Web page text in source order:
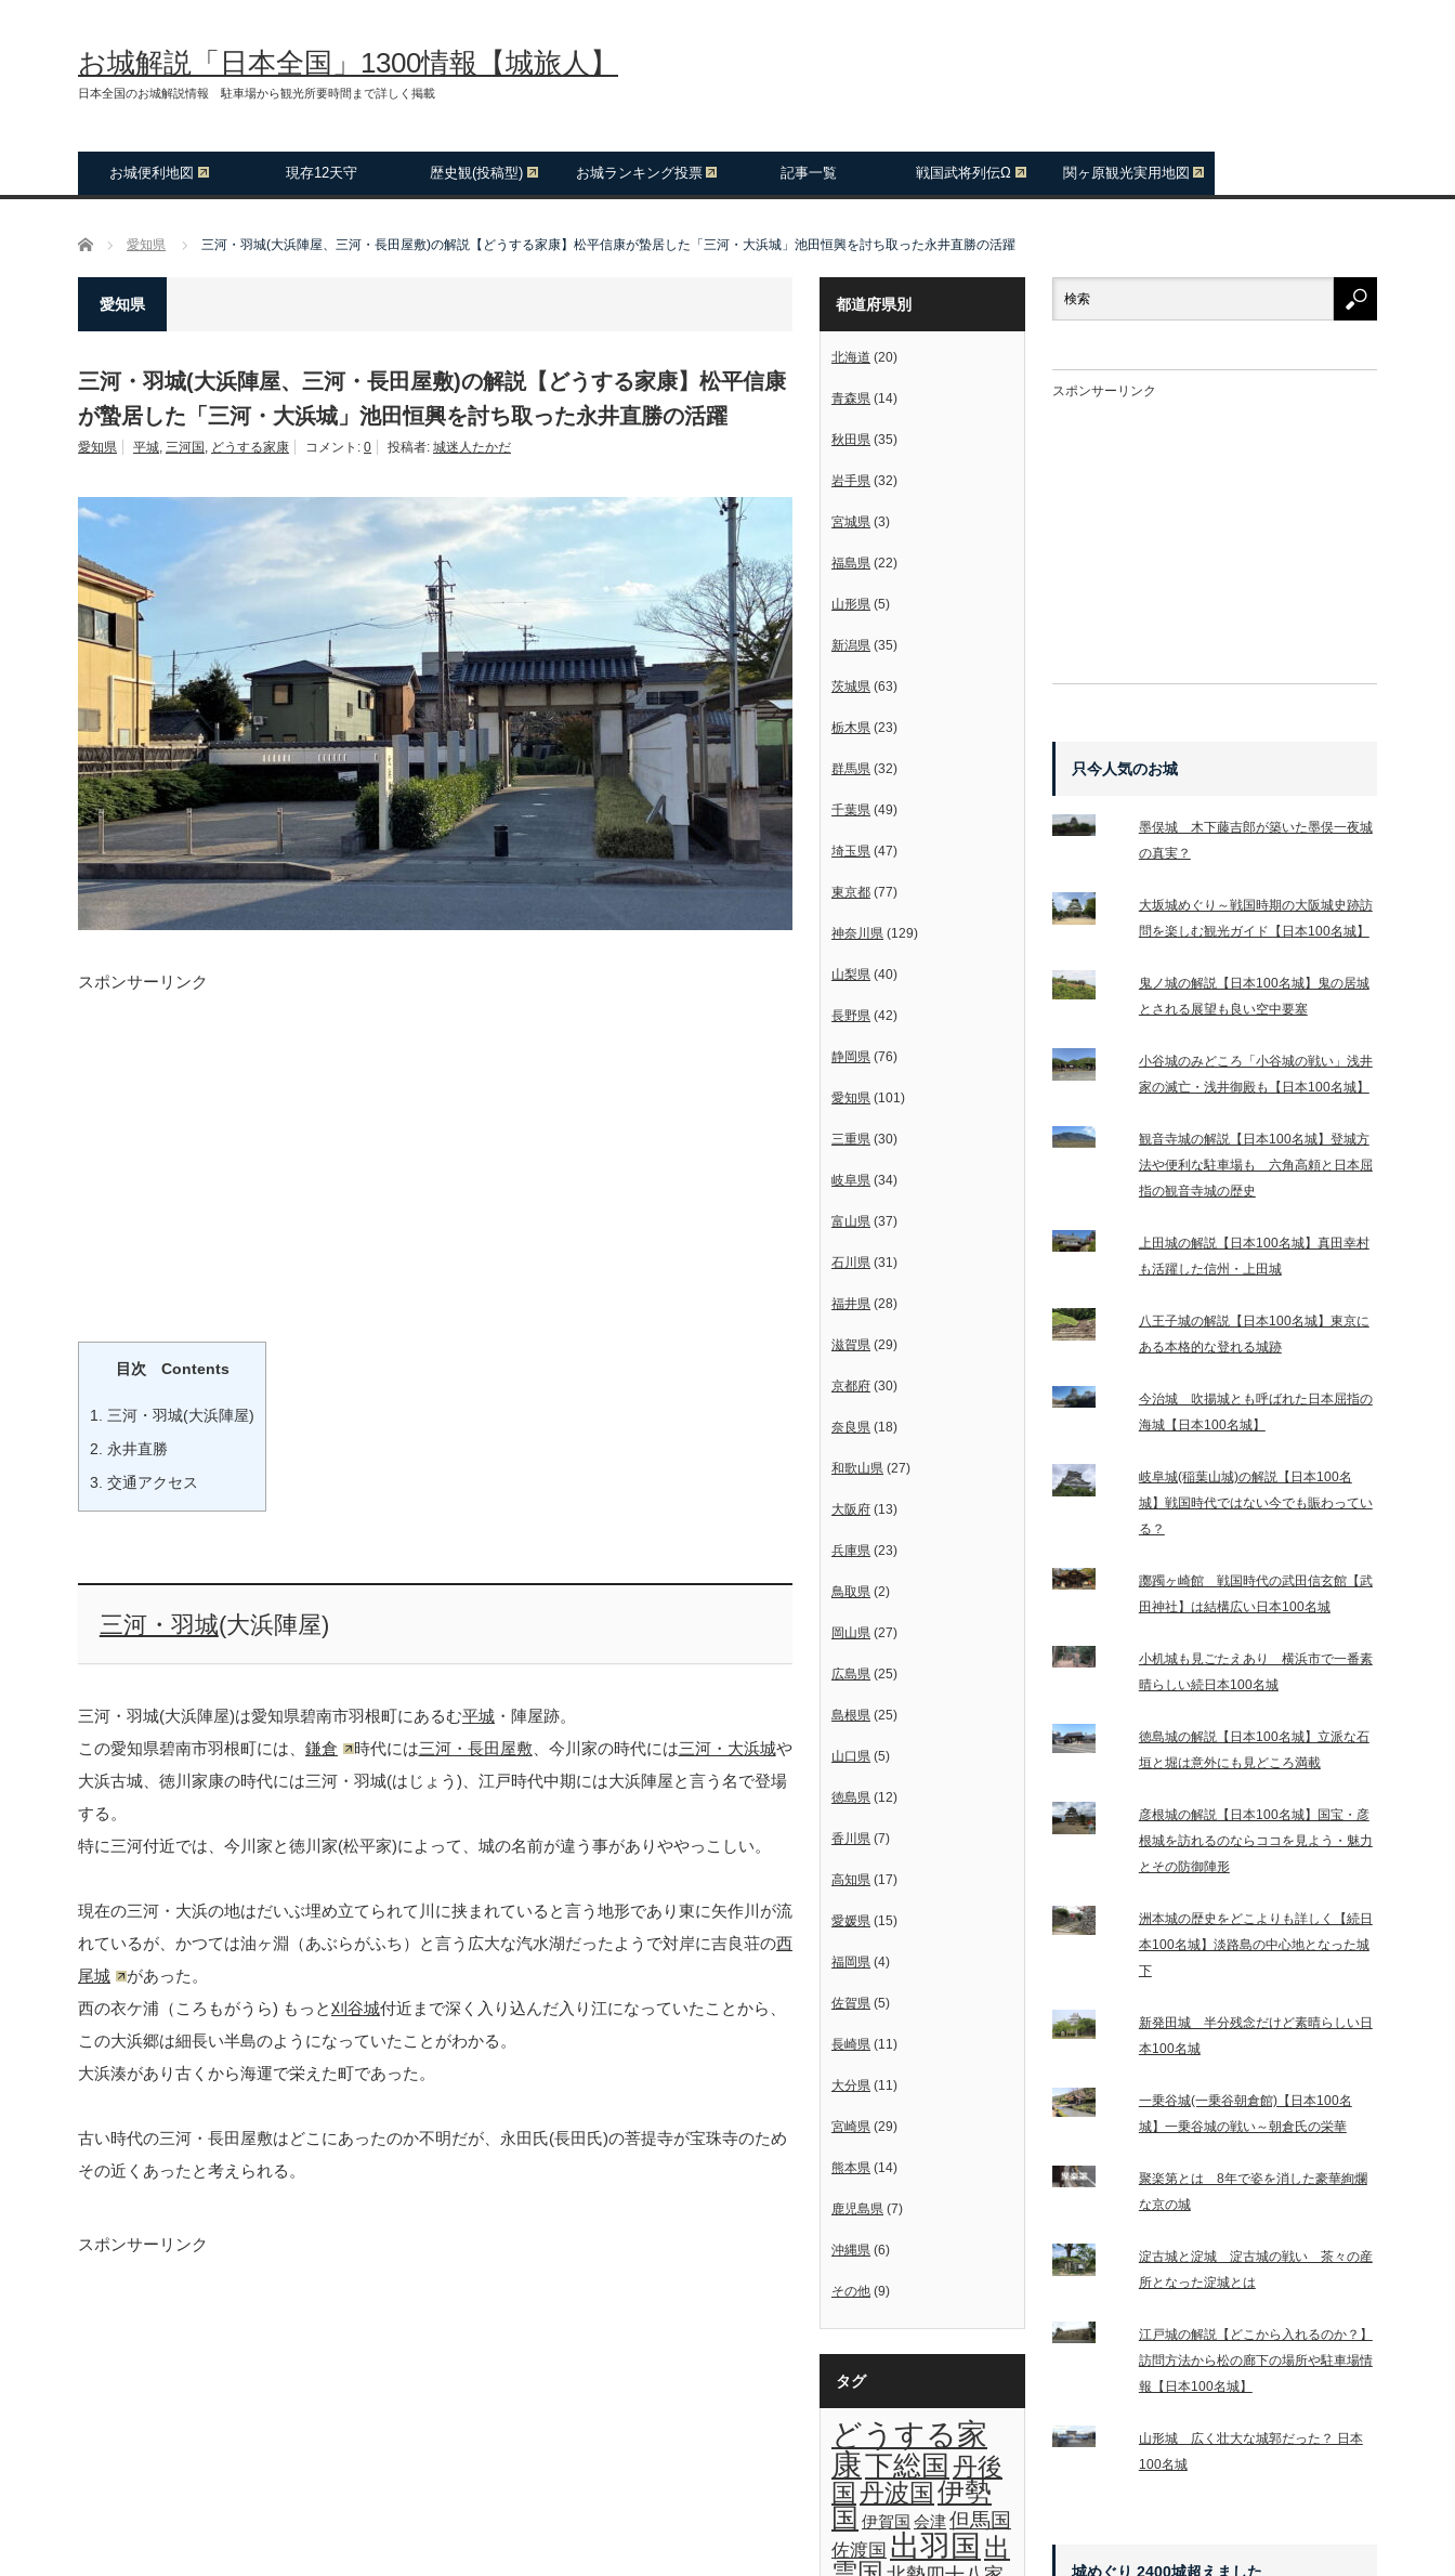
お城解説「日本全国」1300情報【城旅人】
日本全国のお城解説情報 駐車場から観光所要時間まで詳しく掲載
お城便利地図 現存12天守 歴史観(投稿型) お城ランキング投票 記事一覧 戦国武将列伝Ω 関ヶ原観光実用地図
ホーム 愛知県 三河・羽城(大浜陣屋、三河・長田屋敷)の解説【どうする家康】松平信康が蟄居した「三河・大浜城」池田恒興を討ち取った永井直勝の活躍
愛知県
三河・羽城(大浜陣屋、三河・長田屋敷)の解説【どうする家康】松平信康
が蟄居した「三河・大浜城」池田恒興を討ち取った永井直勝の活躍
愛知県 平城, 三河国 , どうする家康 コメント: 0 投稿者: 城迷人たかだ
スポンサーリンク
目次 Contents
1. 三河・羽城(大浜陣屋)
2. 永井直勝
3. 交通アクセス
三河・羽城(大浜陣屋)
三河・羽城(大浜陣屋)は愛知県碧南市羽根町にあるむ平城 ・陣屋跡。
この愛知県碧南市羽根町には、 鎌倉 時代には三河・長田屋敷、今川家の時代には三河・大浜城や
大浜古城、徳川家康の時代には三河・羽城(はじょう)、江戸時代中期には大浜陣屋と言う名で登場
する。
特に三河付近では、今川家と徳川家(松平家)によって、城の名前が違う事がありややっこしい。
現在の三河・大浜の地はだいぶ埋め立てられて川に挟まれていると言う地形であり東に矢作川が流
れているが、かつては油ヶ淵（あぶらがふち）と言う広大な汽水湖だったようで対岸に吉良荘の西
尾城
があった。
西の衣ケ浦（ころもがうら) もっと刈谷城付近まで深く入り込んだ入り江になっていたことから、
この大浜郷は細長い半島のようになっていたことがわかる。
大浜湊があり古くから海運で栄えた町であった。
古い時代の三河・長田屋敷はどこにあったのか不明だが、永田氏(長田氏)の菩提寺が宝珠寺のため
その近くあったと考えられる。
スポンサーリンク
都道府県別
北海道 (20)
青森県 (14)
秋田県 (35)
岩手県 (32)
宮城県 (3)
福島県 (22)
山形県 (5)
新潟県 (35)
茨城県 (63)
栃木県 (23)
群馬県 (32)
千葉県 (49)
埼玉県 (47)
東京都 (77)
神奈川県 (129)
山梨県 (40)
長野県 (42)
静岡県 (76)
愛知県 (101)
三重県 (30)
岐阜県 (34)
富山県 (37)
石川県 (31)
福井県 (28)
滋賀県 (29)
京都府 (30)
奈良県 (18)
和歌山県 (27)
大阪府 (13)
兵庫県 (23)
鳥取県 (2)
岡山県 (27)
広島県 (25)
島根県 (25)
山口県 (5)
徳島県 (12)
香川県 (7)
高知県 (17)
愛媛県 (15)
福岡県 (4)
佐賀県 (5)
長崎県 (11)
大分県 (11)
宮崎県 (29)
熊本県 (14)
鹿児島県 (7)
沖縄県 (6)
その他 (9)
タグ
どうする家
康下総国 丹後
国 丹波国 伊勢
国 伊賀国 会津但馬国
佐渡国 出羽国 出
スポンサーリンク
只今人気のお城
墨俣城 木下藤吉郎が築いた墨俣一夜城
の真実？
大坂城めぐり～戦国時期の大阪城史跡訪
問を楽しむ観光ガイド【日本100名城】
鬼ノ城の解説【日本100名城】鬼の居城
とされる展望も良い空中要塞
小谷城のみどころ「小谷城の戦い」浅井
家の滅亡・浅井御殿も【日本100名城】
観音寺城の解説【日本100名城】登城方
法や便利な駐車場も 六角高頼と日本屈
指の観音寺城の歴史
上田城の解説【日本100名城】真田幸村
も活躍した信州・上田城
八王子城の解説【日本100名城】東京に
ある本格的な登れる城跡
今治城 吹揚城とも呼ばれた日本屈指の
海城【日本100名城】
岐阜城(稲葉山城)の解説【日本100名
城】戦国時代ではない今でも賑わってい
る？
躑躅ヶ崎館 戦国時代の武田信玄館【武
田神社】は結構広い日本100名城
小机城も見ごたえあり 横浜市で一番素
晴らしい続日本100名城
徳島城の解説【日本100名城】立派な石
垣と堀は意外にも見どころ満載
彦根城の解説【日本100名城】国宝・彦
根城を訪れるのならココを見よう・魅力
とその防御陣形
洲本城の歴史をどこよりも詳しく【続日
本100名城】淡路島の中心地となった城
下
新発田城 半分残念だけど素晴らしい日
本100名城
一乗谷城(一乗谷朝倉館)【日本100名
城】一乗谷城の戦い～朝倉氏の栄華
聚楽第とは 8年で姿を消した豪華絢爛
な京の城
淀古城と淀城 淀古城の戦い 茶々の産
所となった淀城とは
江戸城の解説【どこから入れるのか？】
訪問方法から松の廊下の場所や駐車場情
報【日本100名城】
山形城 広く壮大な城郭だった？ 日本
100名城
城めぐり 2400城超えました